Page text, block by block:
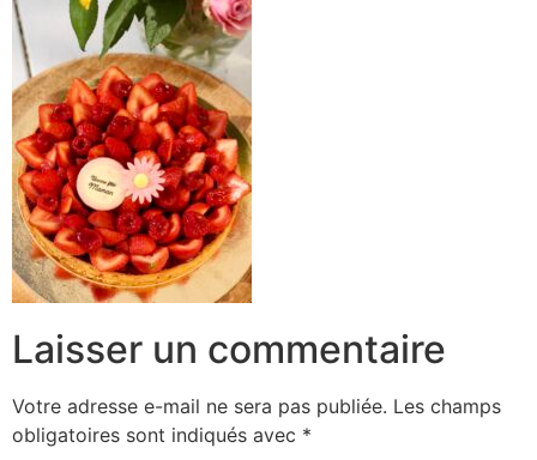
Laisser un commentaire
Votre adresse e-mail ne sera pas publiée. Les champs
obligatoires sont indiqués avec *